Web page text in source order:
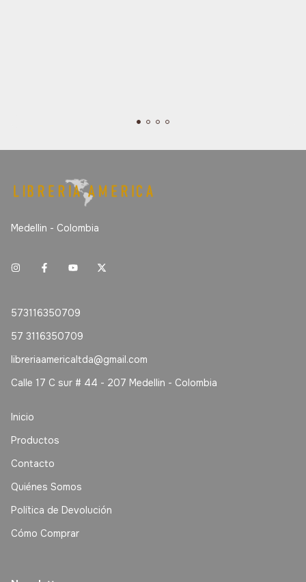
Medellin - Colombia
573116350709
57 3116350709
libreriaamericaltda@gmail.com
Calle 17 C sur # 44 - 207 Medellin - Colombia
Inicio
Productos
Contacto
Quiénes Somos
Política de Devolución
Cómo Comprar